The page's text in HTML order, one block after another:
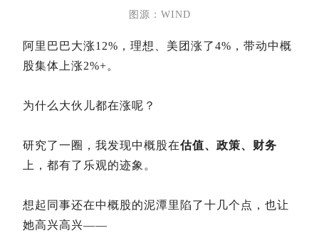
图源：WIND
阿里巴巴大涨12%，理想、美团涨了4%，带动中概
股集体上涨2%+。
为什么大伙儿都在涨呢？
研究了一圈，我发现中概股在估值、政策、财务
上，都有了乐观的迹象。
想起同事还在中概股的泥潭里陷了十几个点，也让
她高兴高兴——